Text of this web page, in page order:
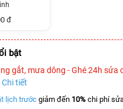
đ
bật
gắt, mưa dông - Ghé 24h sửa
Chi tiết
lịch trước giảm đến 10% chi phí